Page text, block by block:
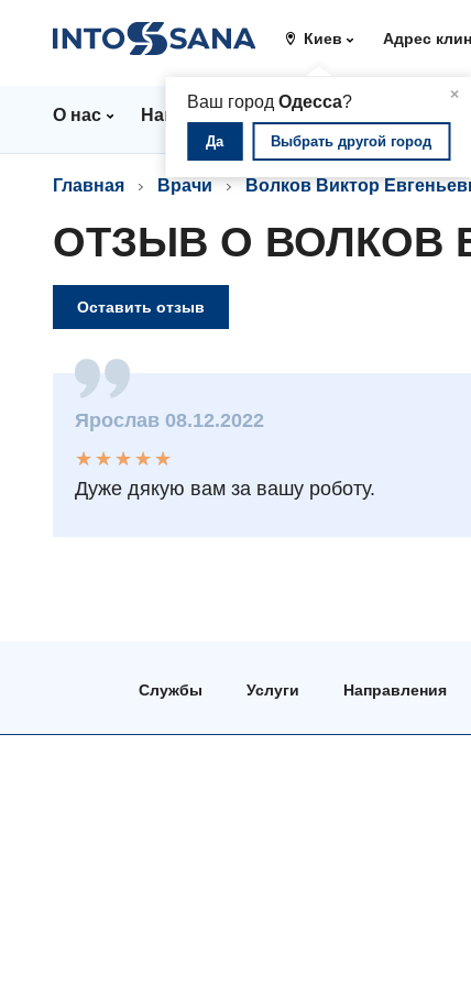
Киев
×
Ваш городОдесса?
Да Выбрать другой город
Адрес
О нас Направления Цены
Главная Врачи Волков Виктор
ОТЗЫВ О ВОЛКОВ
Оставить отзыв
Ярослав 08.12.2022
★
★
★
★
★
★ ★ ★ ★ ★
Дуже дякую вам за вашу роботу.
Службы Услуги Направления